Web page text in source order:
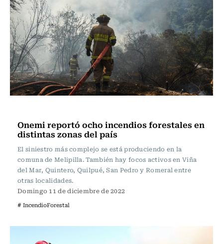
Onemi reportó ocho incendios forestales en
distintas zonas del país
El siniestro más complejo se está produciendo en la
comuna de Melipilla. También hay focos activos en Viña
del Mar, Quintero, Quilpué, San Pedro y Romeral entre
otras localidades.
Domingo 11 de diciembre de 2022
# IncendioForestal